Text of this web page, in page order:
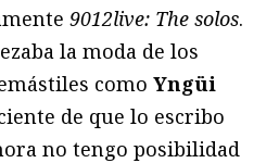
9012live: The solos.
la moda de los
como Yngüi
de que lo escribo
no tengo posibilidad